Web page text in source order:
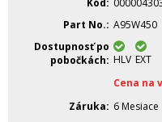
Kód
Part No. A95W450
Dostupnosť po
pobočkách
HLV EXT
Cena na
Záruka
6 Mesiace